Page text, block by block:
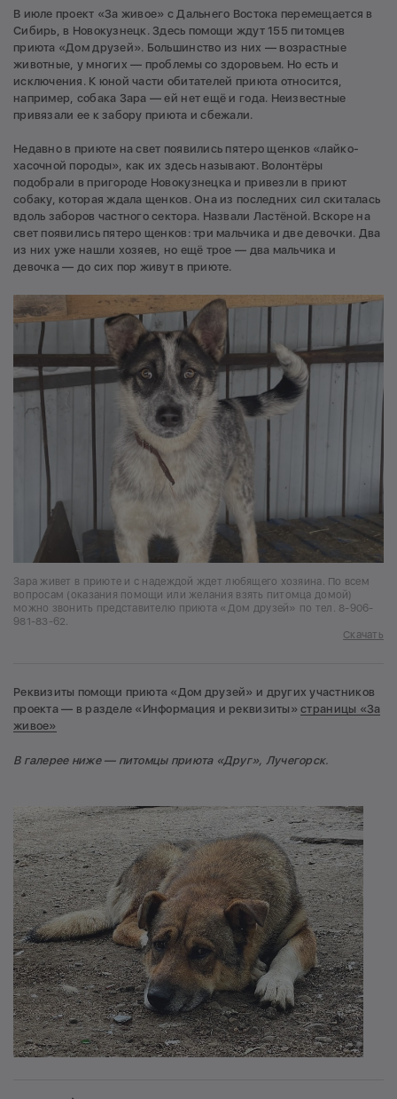
В июле проект «За живое» с Дальнего Востока перемещается в
Сибирь, в Новокузнецк. Здесь помощи ждут 155 питомцев
приюта «Дом друзей». Большинство из них — возрастные
животные, у многих — проблемы со здоровьем. Но есть и
исключения. К юной части обитателей приюта относится,
например, собака Зара — ей нет ещё и года. Неизвестные
привязали ее к забору приюта и сбежали.
Недавно в приюте на свет появились пятеро щенков «лайко-
хасочной породы», как их здесь называют. Волонтёры
подобрали в пригороде Новокузнецка и привезли в приют
собаку, которая ждала щенков. Она из последних сил скиталась
вдоль заборов частного сектора. Назвали Ластёной. Вскоре на
свет появились пятеро щенков: три мальчика и две девочки. Два
из них уже нашли хозяев, но ещё трое — два мальчика и
девочка — до сих пор живут в приюте.
Зара живет в приюте и с надеждой ждет любящего хозяина. По всем
вопросам (оказания помощи или желания взять питомца домой)
можно звонить представителю приюта «Дом друзей» по тел. 8-906-
981-83-62.
Скачать
Реквизиты помощи приюта «Дом друзей» и других участников
проекта — в разделе «Информация и реквизиты»страницы «За
живое»
В галерее ниже — питомцы приюта «Друг», Лучегорск.